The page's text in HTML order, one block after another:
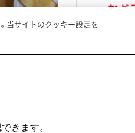
きます。